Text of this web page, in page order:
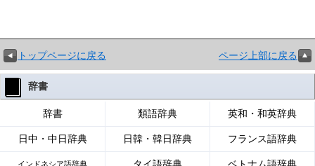
トップページに戻る ページ上部に戻る
辞書
辞書 類語辞典 英和・和英辞典
日中・中日辞典 日韓・韓日辞典 フランス語辞典
インドネシア語辞典